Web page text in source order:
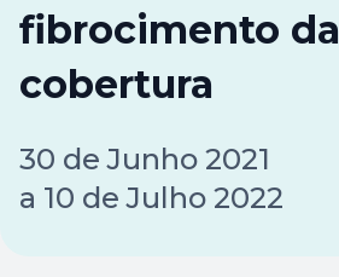
fibrocimento da
cobertura
30 deJunho 2021
a 10 deJulho 2022